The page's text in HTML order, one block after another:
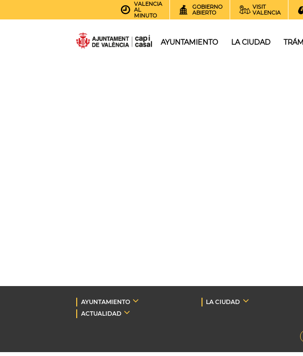
VALENCIA
AL
MINUTO
GOBIERNO
ABIERTO
VISIT
VALENCIA
AYUNTAMIENTO LA CIUDAD
AYUNTAMIENTO LA CIUDAD
ACTUALIDAD